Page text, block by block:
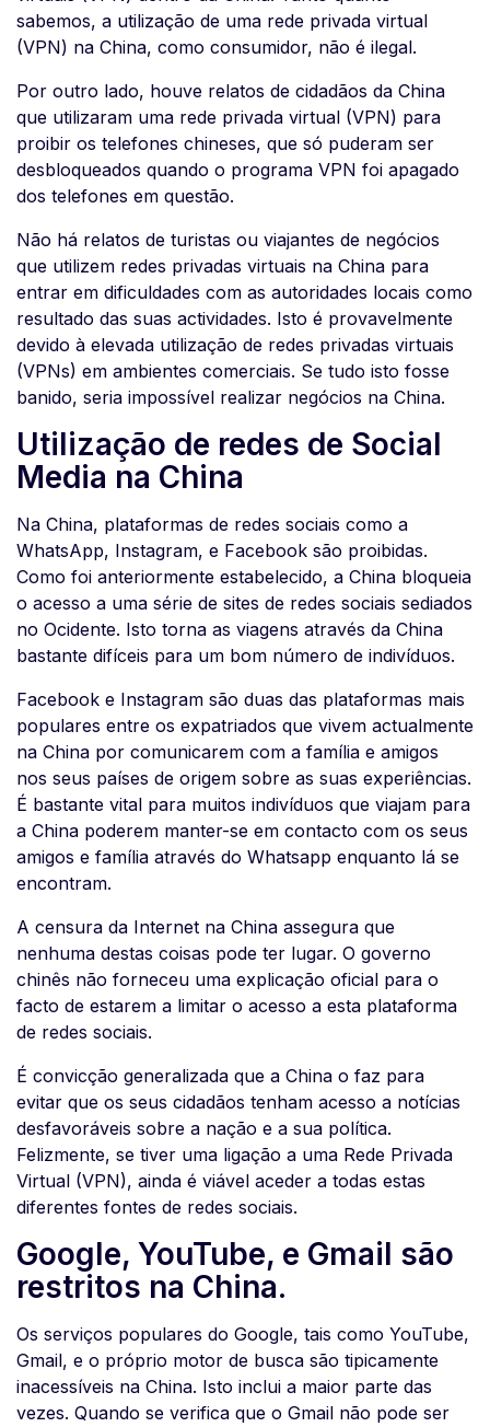
sabemos, a utilização de uma rede privada virtual
(VPN) na China, como consumidor, não é ilegal.
Por outro lado, houve relatos de cidadãos da China
que utilizaram uma rede privada virtual (VPN) para
proibir os telefones chineses, que só puderam ser
desbloqueados quando o programa VPN foi apagado
dos telefones em questão.
Não há relatos de turistas ou viajantes de negócios
que utilizem redes privadas virtuais na China para
entrar em dificuldades com as autoridades locais como
resultado das suas actividades. Isto é provavelmente
devido à elevada utilização de redes privadas virtuais
(VPNs) em ambientes comerciais. Se tudo isto fosse
banido, seria impossível realizar negócios na China.
Utilização de redes de Social
Media na China
Na China, plataformas de redes sociais como a
WhatsApp, Instagram, e Facebook são proibidas.
Como foi anteriormente estabelecido, a China bloqueia
o acesso a uma série de sites de redes sociais sediados
no Ocidente. Isto torna as viagens através da China
bastante difíceis para um bom número de indivíduos.
Facebook e Instagram são duas das plataformas mais
populares entre os expatriados que vivem actualmente
na China por comunicarem com a família e amigos
nos seus países de origem sobre as suas experiências.
É bastante vital para muitos indivíduos que viajam para
a China poderem manter-se em contacto com os seus
amigos e família através do Whatsapp enquanto lá se
encontram.
A censura da Internet na China assegura que
nenhuma destas coisas pode ter lugar. O governo
chinês não forneceu uma explicação oficial para o
facto de estarem a limitar o acesso a esta plataforma
de redes sociais.
É convicção generalizada que a China o faz para
evitar que os seus cidadãos tenham acesso a notícias
desfavoráveis sobre a nação e a sua política.
Felizmente, se tiver uma ligação a uma Rede Privada
Virtual (VPN), ainda é viável aceder a todas estas
diferentes fontes de redes sociais.
Google, YouTube, e Gmail são
restritos na China.
Os serviços populares do Google, tais como YouTube,
Gmail, e o próprio motor de busca são tipicamente
inacessíveis na China. Isto inclui a maior parte das
vezes. Quando se verifica que o Gmail não pode ser